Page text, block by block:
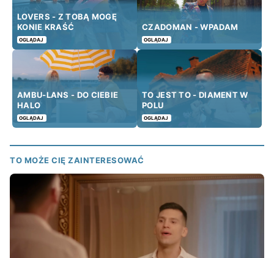
LOVERS - Z TOBĄ MOGĘ
KONIE KRAŚĆ
OGLĄDAJ
CZADOMAN - WPADAM
OGLĄDAJ
AMBU-LANS - DO CIEBIE
HALO
OGLĄDAJ
TO JEST TO - DIAMENT W
POLU
OGLĄDAJ
TO MOŻE CIĘ ZAINTERESOWAĆ